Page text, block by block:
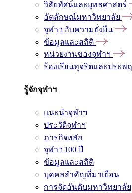
วิสัยทัศน์และยุทธศาสตร์
อัตลักษณ์มหาวิทยาลัย
จุฬาฯ กับความยั่งยืน
ข้อมูลและสถิติ
หน่วยงานของจุฬาฯ
ร้องเรียนทุจริตและประพ
รู้จักจุฬาฯ
แนะนำจุฬาฯ
ประวัติจุฬาฯ
ภารกิจหลัก
จุฬาฯ 100 ปี
ข้อมูลและสถิติ
บุคคลสำคัญที่มาเยือน
การจัดอันดับมหาวิทยาลัย